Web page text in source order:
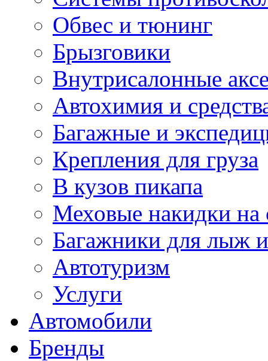
Обвес и тюнинг
Брызговики
Внутрисалонные
Автохимия и
Багажные и
Крепления для груза
В кузов пикапа
Меховые накидки на
Багажники для лыж
Автотуризм
Услуги
Автомобили
Бренды